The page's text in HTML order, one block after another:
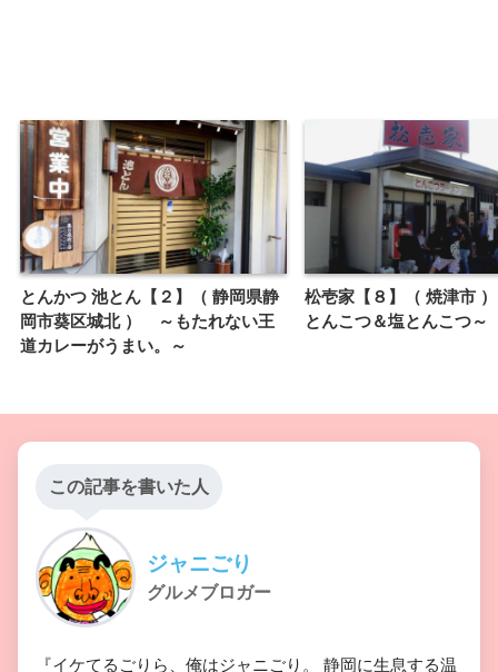
とんかつ 池とん【２】（ 静岡県静
岡市葵区城北 ） ～もたれない王
道カレーがうまい。～
松壱家【８】（ 焼津市
とんこつ＆塩とんこつ～
この記事を書いた人
ジャニごり
グルメブロガー
『イケてるごりら、俺はジャニごり。 静岡に生息する温